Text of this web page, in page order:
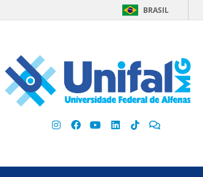
BRASIL